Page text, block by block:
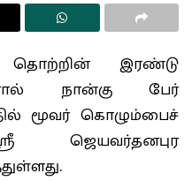
இரண்டு
நான்கு பேர்
மூவர் கொழும்பைச்
ஜெயவர்தனபுர